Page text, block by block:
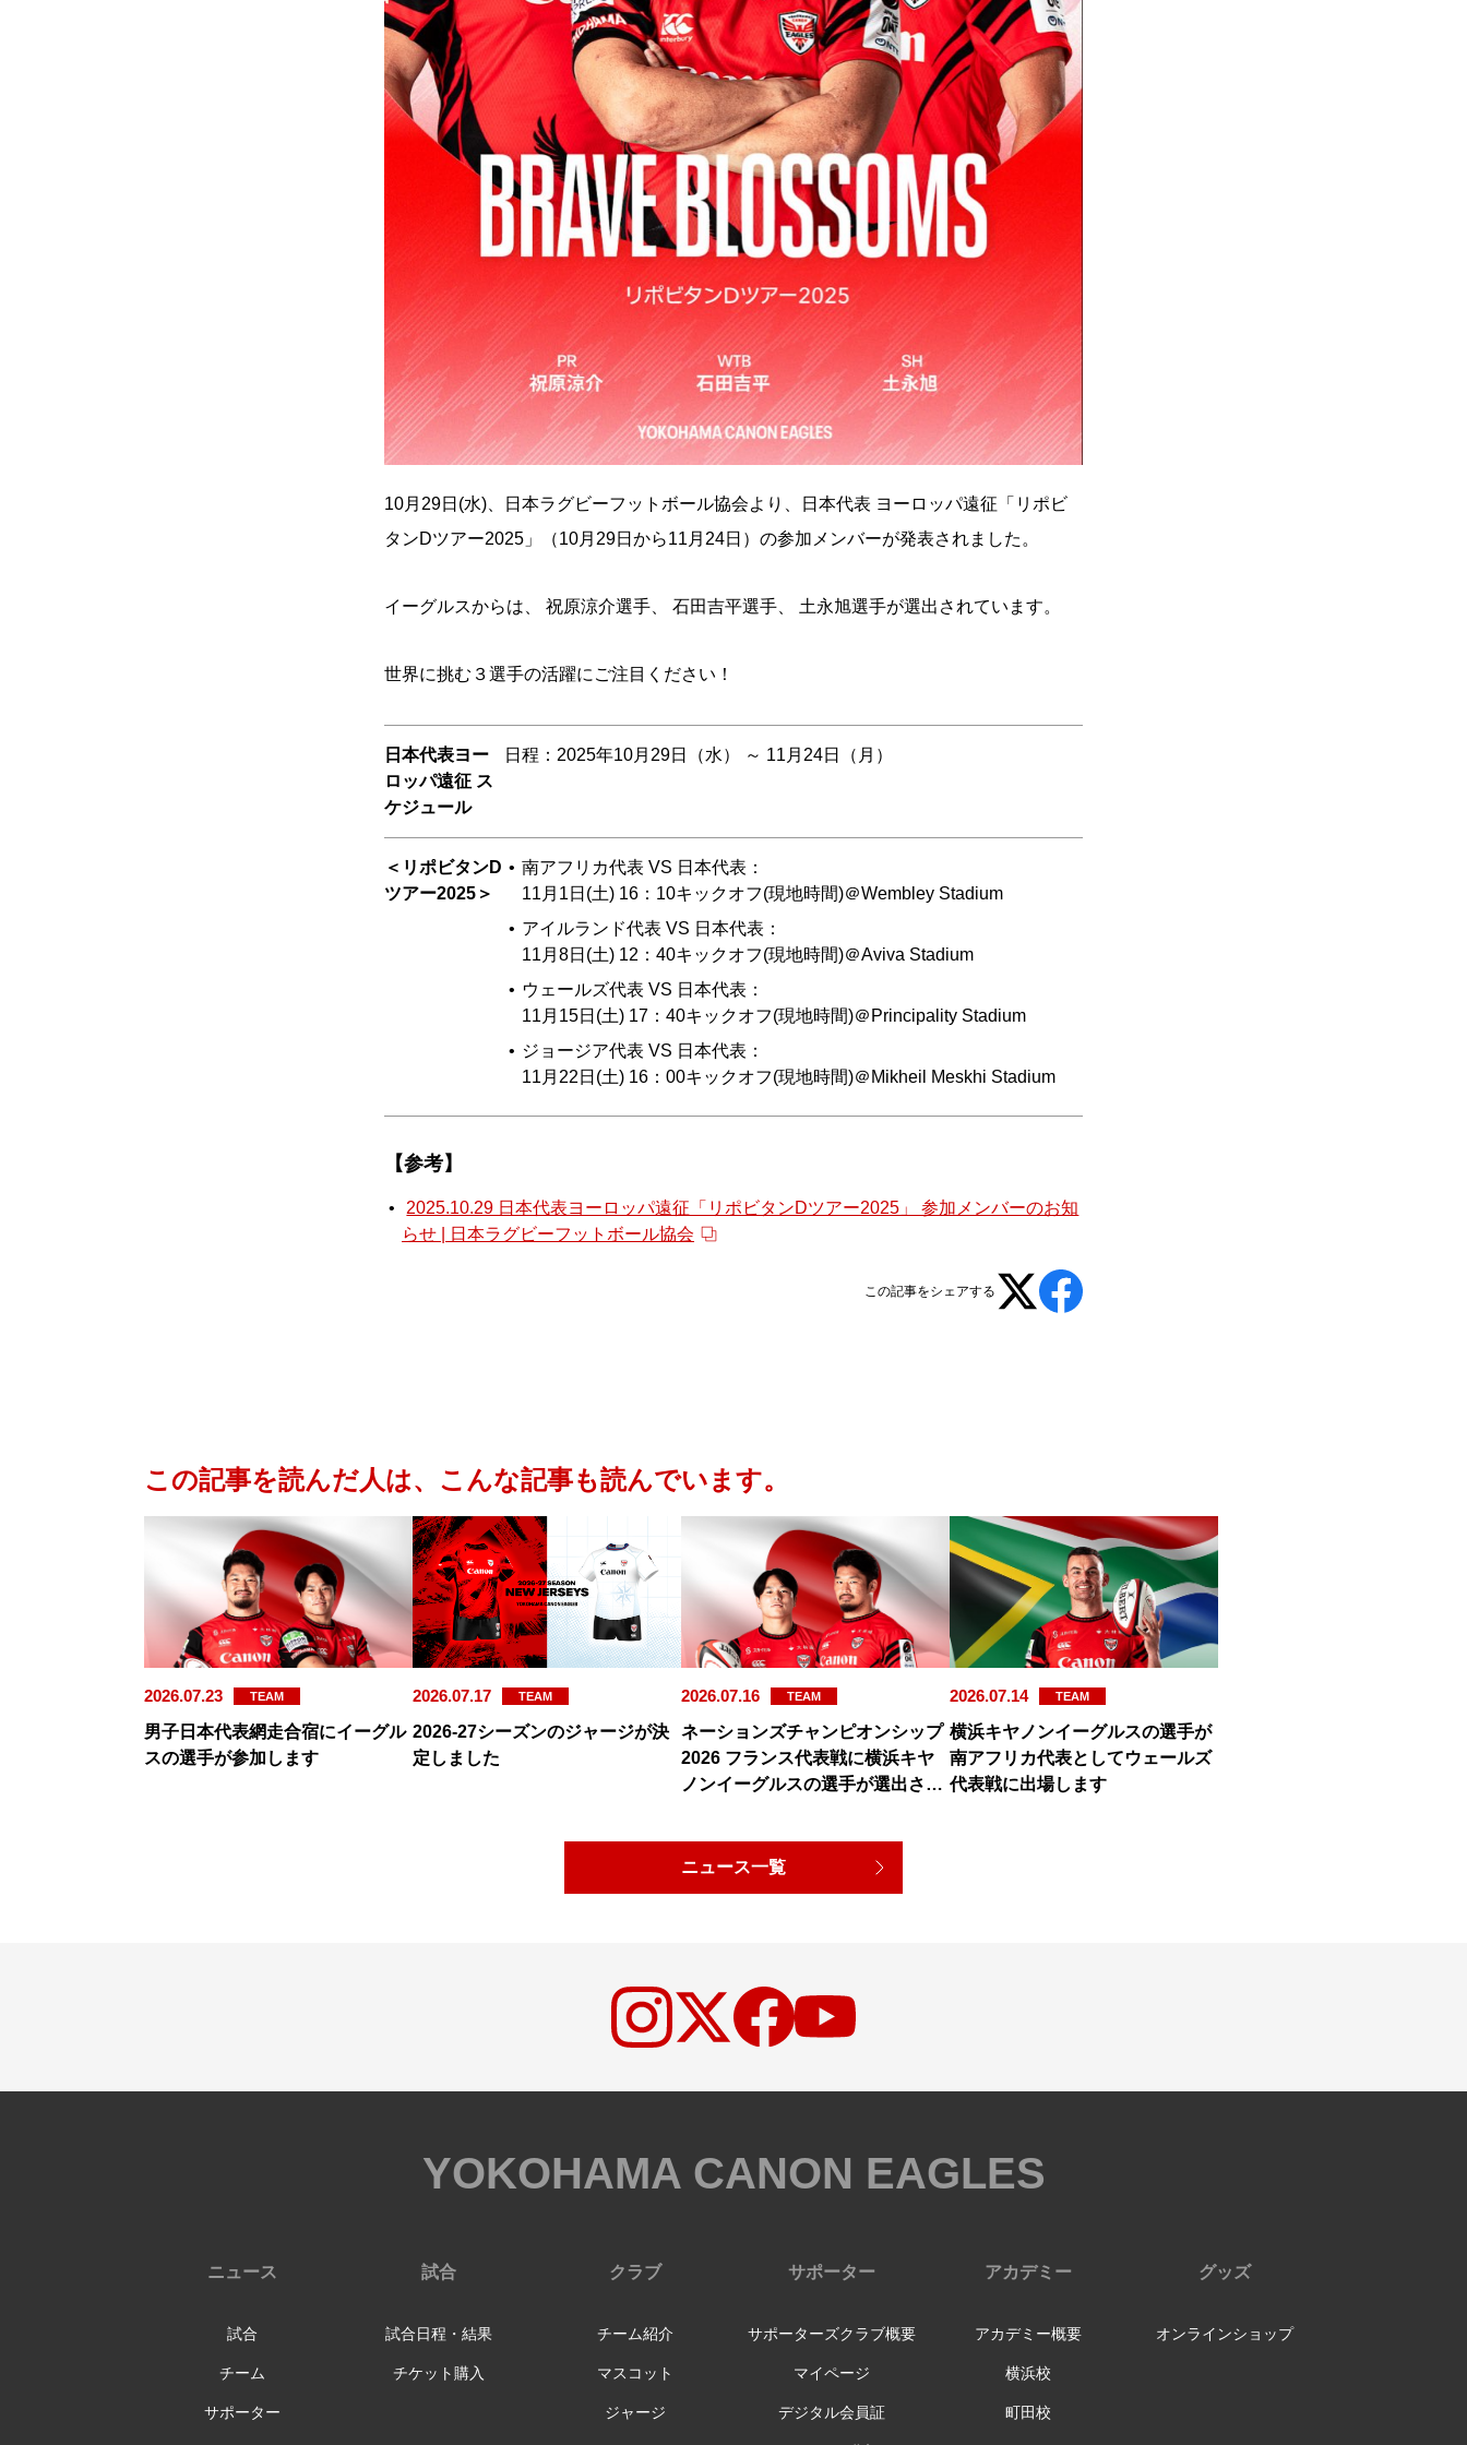
10月29日(水)、日本ラグビーフットボール協会より、日本代表 ヨーロッパ遠征「リポビ
タンDツアー2025」（10月29日から11月24日）の参加メンバーが発表されました。
イーグルスからは、 祝原涼介選手、 石田吉平選手、 土永旭選手が選出されています。
世界に挑む３選手の活躍にご注目ください！
日本代表ヨー
ロッパ遠征 ス
ケジュール
日程：2025年10月29日（水） ～ 11月24日（月）
＜リポビタンD
ツアー2025＞
南アフリカ代表 VS 日本代表：
11月1日(土) 16：10キックオフ(現地時間)＠Wembley Stadium
アイルランド代表 VS 日本代表：
11月8日(土) 12：40キックオフ(現地時間)＠Aviva Stadium
ウェールズ代表 VS 日本代表：
11月15日(土) 17：40キックオフ(現地時間)＠Principality Stadium
ジョージア代表 VS 日本代表：
11月22日(土) 16：00キックオフ(現地時間)＠Mikheil Meskhi Stadium
【参考】
2025.10.29 日本代表ヨーロッパ遠征「リポビタンDツアー2025」 参加メンバーのお知
らせ | 日本ラグビーフットボール協会
この記事をシェアする
この記事を読んだ人は、こんな記事も読んでいます。
2026.07.23 TEAM
男子日本代表網走合宿にイーグル
スの選手が参加します
2026.07.17 TEAM
2026-27シーズンのジャージが決
定しました
2026.07.16 TEAM
ネーションズチャンピオンシップ
2026 フランス代表戦に横浜キヤ
ノンイーグルスの選手が選出され
2026.07.14 TEAM
横浜キヤノンイーグルスの選手が
南アフリカ代表としてウェールズ
代表戦に出場します
ニュース一覧
YOKOHAMA CANON EAGLES
ニュース
試合
チーム
サポーター
試合
試合日程・結果
チケット購入
クラブ
チーム紹介
マスコット
ジャージ
サポーター
サポーターズクラブ概要
マイページ
デジタル会員証
アカデミー
アカデミー概要
横浜校
町田校
グッズ
オンラインショップ